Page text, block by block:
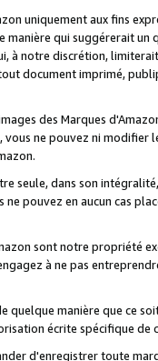
uniquement aux fins
manière qui suggérerait
à notre discrétion,
document imprimé,
des Marques
vous ne pouvez ni
seule, dans son
pouvez en aucun cas
sont notre propriété
à ne pas
quelque manière que ce
écrite spécifique de
d'enregistrer toute